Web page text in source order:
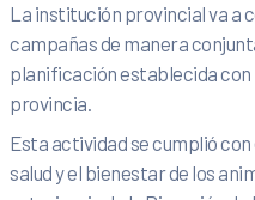
La institución provincial va a
campañas de manera
planificación establecida con
provincia.
Esta actividad se cumplió
salud y el bienestar de los